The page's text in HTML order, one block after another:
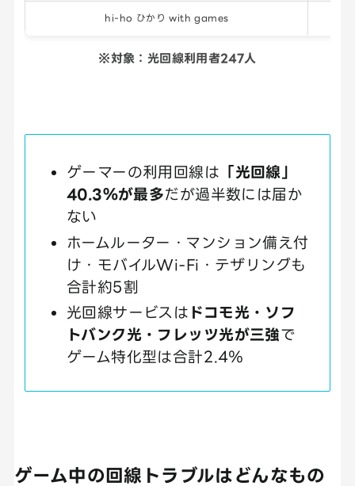
hi-ho ひかり with games
※対象：光回線利用者247人
ゲーマーの利用回線は 「光回線」
40.3％が最多だが過半数には届か
ない
ホームルーター・マンション備え付
け・モバイルWi-Fi・テザリングも
合計約5割
光回線サービスは ドコモ光・ソフ
トバンク光・フレッツ光が三強で
ゲーム特化型は合計2.4％
ゲーム中の回線トラブルはどんなもの